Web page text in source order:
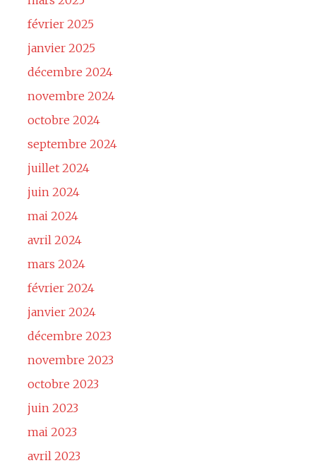
février 2025
janvier 2025
décembre 2024
novembre 2024
octobre 2024
septembre 2024
juillet 2024
juin 2024
mai 2024
avril 2024
mars 2024
février 2024
janvier 2024
décembre 2023
novembre 2023
octobre 2023
juin 2023
mai 2023
avril 2023